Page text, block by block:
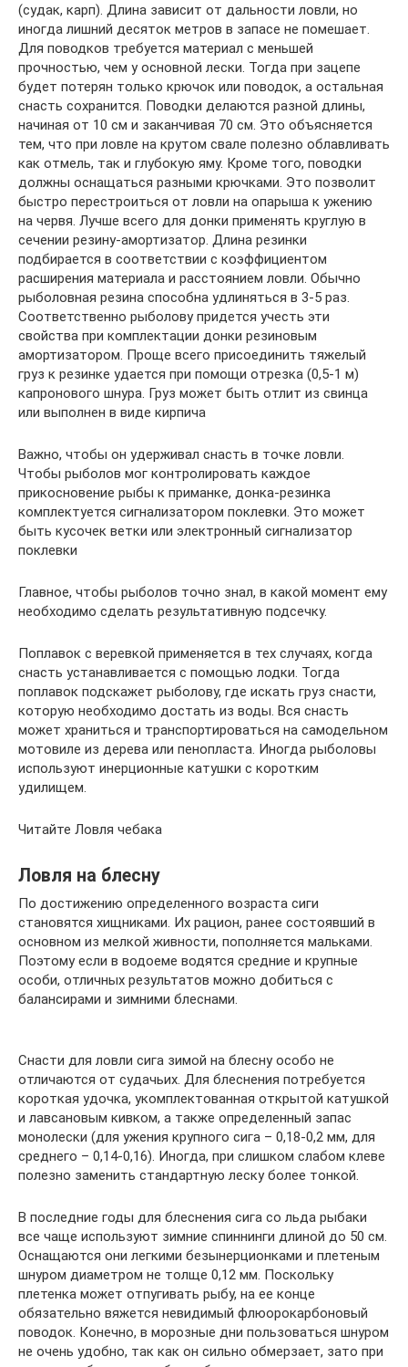
(судак, карп). Длина зависит от дальности ловли, но
иногда лишний десяток метров в запасе не помешает.
Для поводков требуется материал с меньшей
прочностью, чем у основной лески. Тогда при зацепе
будет потерян только крючок или поводок, а остальная
снасть сохранится. Поводки делаются разной длины,
начиная от 10 см и заканчивая 70 см. Это объясняется
тем, что при ловле на крутом свале полезно облавливать
как отмель, так и глубокую яму. Кроме того, поводки
должны оснащаться разными крючками. Это позволит
быстро перестроиться от ловли на опарыша к ужению
на червя. Лучше всего для донки применять круглую в
сечении резину-амортизатор. Длина резинки
подбирается в соответствии с коэффициентом
расширения материала и расстоянием ловли. Обычно
рыболовная резина способна удлиняться в 3-5 раз.
Соответственно рыболову придется учесть эти
свойства при комплектации донки резиновым
амортизатором. Проще всего присоединить тяжелый
груз к резинке удается при помощи отрезка (0,5-1 м)
капронового шнура. Груз может быть отлит из свинца
или выполнен в виде кирпича
Важно, чтобы он удерживал снасть в точке ловли.
Чтобы рыболов мог контролировать каждое
прикосновение рыбы к приманке, донка-резинка
комплектуется сигнализатором поклевки. Это может
быть кусочек ветки или электронный сигнализатор
поклевки
Главное, чтобы рыболов точно знал, в какой момент ему
необходимо сделать результативную подсечку.
Поплавок с веревкой применяется в тех случаях, когда
снасть устанавливается с помощью лодки. Тогда
поплавок подскажет рыболову, где искать груз снасти,
которую необходимо достать из воды. Вся снасть
может храниться и транспортироваться на самодельном
мотовиле из дерева или пенопласта. Иногда рыболовы
используют инерционные катушки с коротким
удилищем.
Читайте Ловля чебака
Ловля на блесну
По достижению определенного возраста сиги
становятся хищниками. Их рацион, ранее состоявший в
основном из мелкой живности, пополняется мальками.
Поэтому если в водоеме водятся средние и крупные
особи, отличных результатов можно добиться с
балансирами и зимними блеснами.
Снасти для ловли сига зимой на блесну особо не
отличаются от судачьих. Для блеснения потребуется
короткая удочка, укомплектованная открытой катушкой
и лавсановым кивком, а также определенный запас
монолески (для ужения крупного сига – 0,18-0,2 мм, для
среднего – 0,14-0,16). Иногда, при слишком слабом клеве
полезно заменить стандартную леску более тонкой.
В последние годы для блеснения сига со льда рыбаки
все чаще используют зимние спиннинги длиной до 50 см.
Оснащаются они легкими безынерционками и плетеным
шнуром диаметром не толще 0,12 мм. Поскольку
плетенка может отпугивать рыбу, на ее конце
обязательно вяжется невидимый флюорокарбоновый
поводок. Конечно, в морозные дни пользоваться шнуром
не очень удобно, так как он сильно обмерзает, зато при